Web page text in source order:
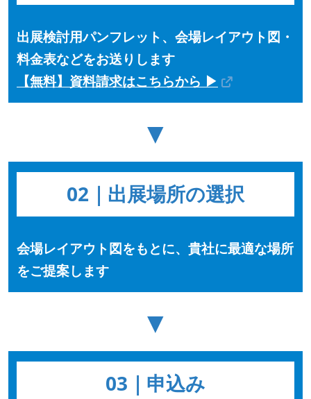
出展検討用パンフレット、会場レイアウト図・
料金表などをお送りします
【無料】資料請求はこちらから ▶
▼
02｜出展場所の選択
会場レイアウト図をもとに、貴社に最適な場所
をご提案します
▼
03｜申込み